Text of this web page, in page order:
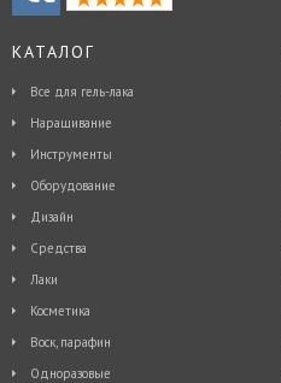
КАТАЛОГ
Все для гель-лака
Наращивание
Инструменты
Оборудование
Дизайн
Средства
Лаки
Косметика
Воск, парафин
Одноразовые